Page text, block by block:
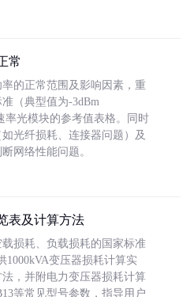
常
的正常范围及影响因素，重
（典型值为-3dBm
率光模块的参考值表格。同时
光纤损耗、连接器问题）及
网络性能问题。
表及计算方法
损耗、负载损耗的国家标准
1000kVA变压器损耗计算实
，并附电力变压器损耗计算
等常见型号参数，指导用户